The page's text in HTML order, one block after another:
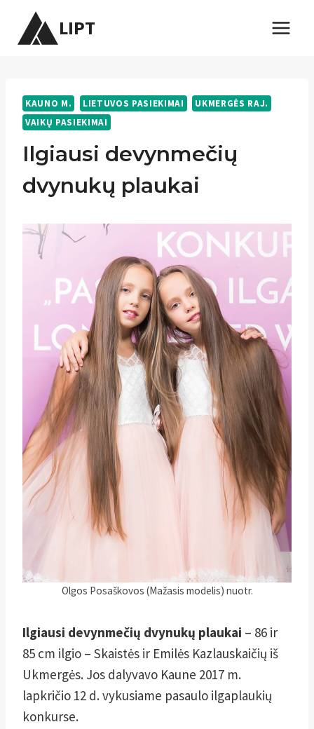
LIPT
KAUNO M. LIETUVOS PASIEKIMAI
UKMERGĖS RAJ.
VAIKŲ PASIEKIMAI
Ilgiausi devynmečių
dvynukų plaukai
Olgos Posaškovos (Mažasis modelis) nuotr.
Ilgiausi devynmečių dvynukų plaukai – 86 ir
85 cm ilgio – Skaistės ir Emilės Kazlauskaičių iš
Ukmergės. Jos dalyvavo Kaune 2017 m.
lapkričio 12 d. vykusiame pasaulo ilgaplaukių
konkurse.